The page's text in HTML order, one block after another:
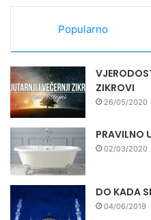
Popularno
ZIKROVI
26/05/2020
PRAVILNO
02/03/2020
DO KADA
04/06/2019